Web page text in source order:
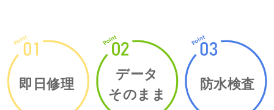
即日修理
データ
そのまま
防水検査